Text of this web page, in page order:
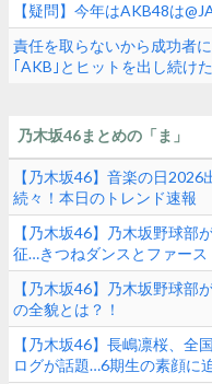
【疑問】今年はAKB48は
責任を取らないから成功者
｢AKB｣とヒットを出し続け
乃木坂46まとめの「ま」
【乃木坂46】音楽の日
続々！本日のトレンド速報
【乃木坂46】乃木坂野球
征…きつねダンスとファース
【乃木坂46】乃木坂野球
の全貌とは？！
【乃木坂46】長嶋凛桜、全
ログが話題…6期生の素顔に